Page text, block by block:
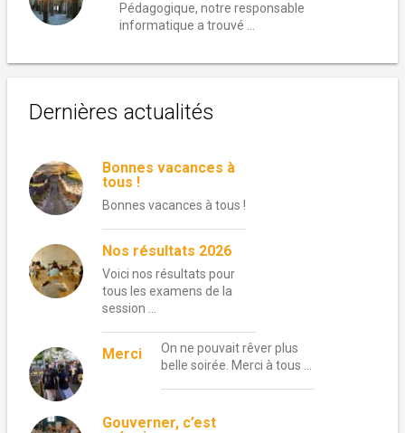
Pédagogique, notre responsable
informatique a trouvé ...
Dernières actualités
Bonnes vacances à
tous !
Bonnes vacances à tous !
Nos résultats 2026
Voici nos résultats pour
tous les examens de la
session …
Merci
On ne pouvait rêver plus
belle soirée. Merci à tous …
Gouverner, c’est